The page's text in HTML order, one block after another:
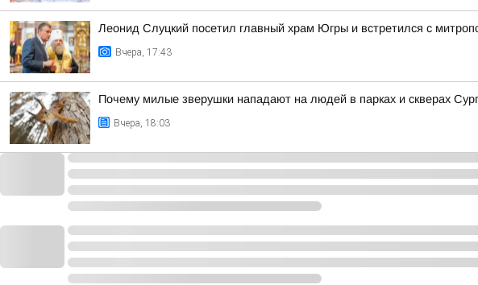
Леонид Слуцкий посетил главный храм Югры и встретился с
Вчера, 17:43
Почему милые зверушки нападают на людей в парках и скверах
Вчера, 18:03